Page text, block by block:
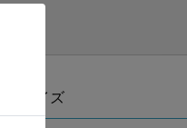
Sサイズ